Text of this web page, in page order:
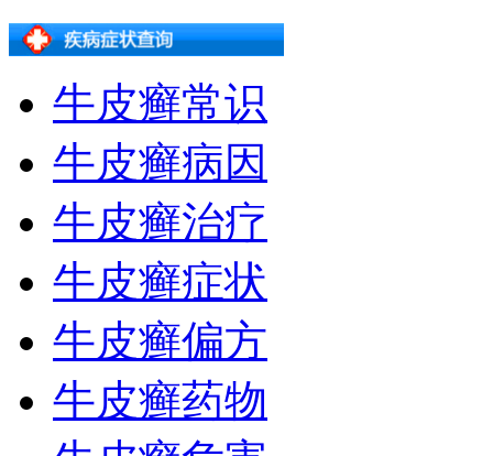
牛皮癣常识
牛皮癣病因
牛皮癣治疗
牛皮癣症状
牛皮癣偏方
牛皮癣药物